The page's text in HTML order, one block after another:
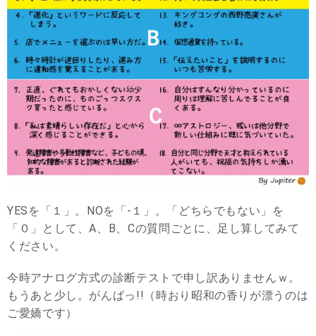
YESを「１」。NOを「-１」。「どちらでもない」を
「０」として、A、B、Cの質問ごとに、足し算してみて
ください。
今時アナログ方式の診断テストで申し訳ありませんｗ。
もうあと少し。がんばっ!!（時おり昭和の香りが漂うのは
ご愛嬌です）